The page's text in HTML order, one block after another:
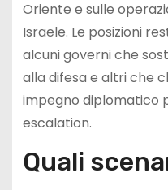
Oriente e sulle
Israele. Le posizioni
alcuni governi che
alla difesa e altri che
impegno diplomatico
escalation.
Quali